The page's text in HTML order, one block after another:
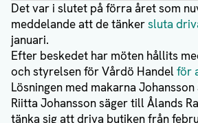
Det var i slutet på förra året som
meddelande att de tänkersluta
januari.
Efter beskedet har möten hållits
och styrelsen för Vårdö Handel för
Lösningen med makarna
Riitta Johansson säger till Ålands
tänka sig att driva butiken från